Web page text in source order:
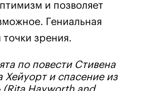
и позволяет
Гениальная
зрения.
по повести Стивена
Хейуорт и спасение из